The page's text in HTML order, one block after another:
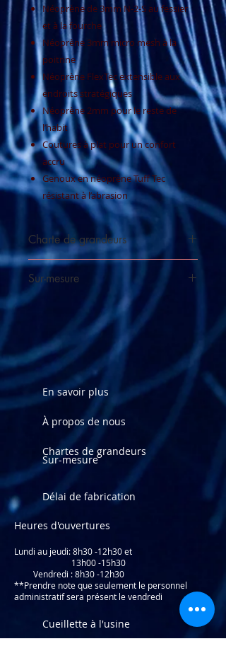
Néoprène de 3mm N-2-S au fessier
et à la fourche
Néoprène 3mm micro mesh à la
poitrine
Néoprène FlexTec extensible aux
endroits stratégiques
Néoprène 2mm pour le reste de
l’habit
Coutures à plat pour un confort
accru
Genoux en néoprène Tuff Tec
résistant à l’abrasion
Charte de grandeurs
Voir la charte
Sur-mesure
Commander cet habit sur-mesure
En savoir plus
À propos de nous
Chartes de grandeurs
Sur-mesure
Délai de fabrication
Heures d'ouvertures
Lundi au jeudi: 8h30 -12h30 et
13h00 -15h30
Vendredi : 8h30 -12h30
**Prendre note que seulement le personnel
administratif sera présent le vendredi
Cueillette à l'usine